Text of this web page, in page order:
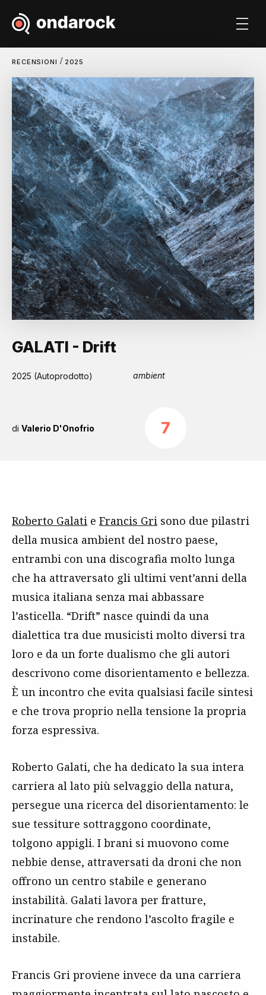
RECENSIONI / 2025
GALATI - Drift
2025 (Autoprodotto) ambient
di Valerio D'Onofrio 7
Roberto Galati e Francis Gri sono due pilastri
della musica ambient del nostro paese,
entrambi con una discografia molto lunga
che ha attraversato gli ultimi vent’anni della
musica italiana senza mai abbassare
l’asticella. “Drift” nasce quindi da una
dialettica tra due musicisti molto diversi tra
loro e da un forte dualismo che gli autori
descrivono come disorientamento e bellezza.
È un incontro che evita qualsiasi facile sintesi
e che trova proprio nella tensione la propria
forza espressiva.
Roberto Galati, che ha dedicato la sua intera
carriera al lato più selvaggio della natura,
persegue una ricerca del disorientamento: le
sue tessiture sottraggono coordinate,
tolgono appigli. I brani si muovono come
nebbie dense, attraversati da droni che non
offrono un centro stabile e generano
instabilità. Galati lavora per fratture,
incrinature che rendono l’ascolto fragile e
instabile.
Francis Gri proviene invece da una carriera